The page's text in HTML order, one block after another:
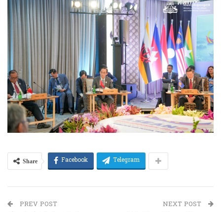
Share Facebook Telegram
PREV POST NEXT POST